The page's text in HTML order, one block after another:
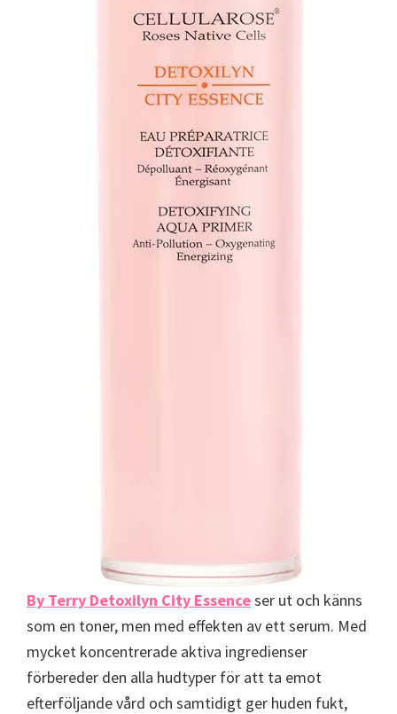
By Terry Detoxilyn City Essenceser ut och känns
som en toner, men med effekten av ett serum. Med
mycket koncentrerade aktiva ingredienser
förbereder den alla hudtyper för att ta emot
efterföljande vård och samtidigt ger huden fukt,